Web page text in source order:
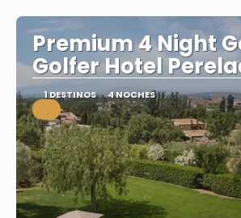
Premium 4 Night
Golfer Hotel
1 DESTINOS 4 NOCHES
.